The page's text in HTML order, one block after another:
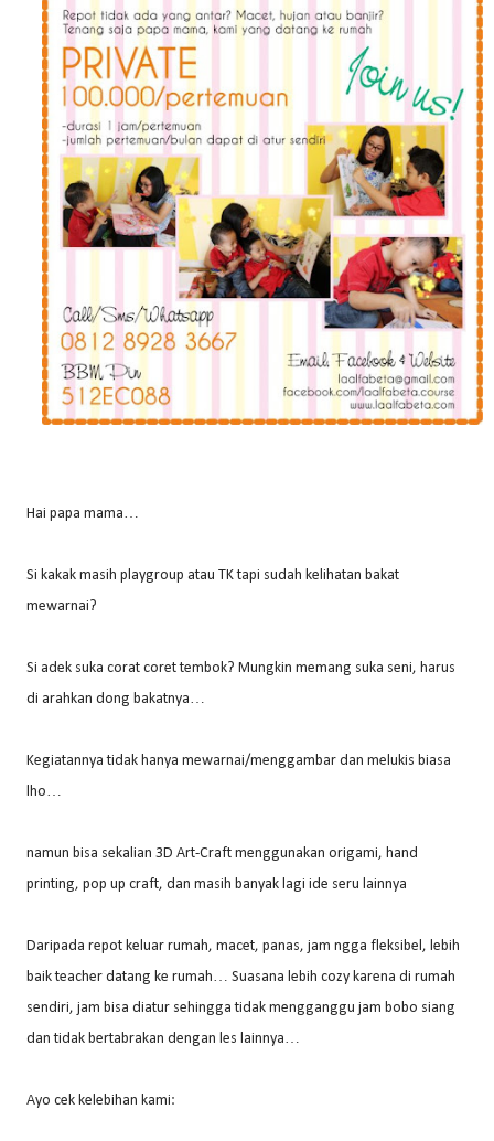
Hai papa mama…
Si kakak masih playgroup atau TK tapi sudah kelihatan bakat
mewarnai?
Si adek suka corat coret tembok? Mungkin memang suka seni, harus
di arahkan dong bakatnya…
Kegiatannya tidak hanya mewarnai/menggambar dan melukis biasa
lho…
namun bisa sekalian 3D Art-Craft menggunakan origami, hand
printing, pop up craft, dan masih banyak lagi ide seru lainnya
Daripada repot keluar rumah, macet, panas, jam ngga fleksibel, lebih
baik teacher datang ke rumah… Suasana lebih cozy karena di rumah
sendiri, jam bisa diatur sehingga tidak mengganggu jam bobo siang
dan tidak bertabrakan dengan les lainnya…
Ayo cek kelebihan kami: